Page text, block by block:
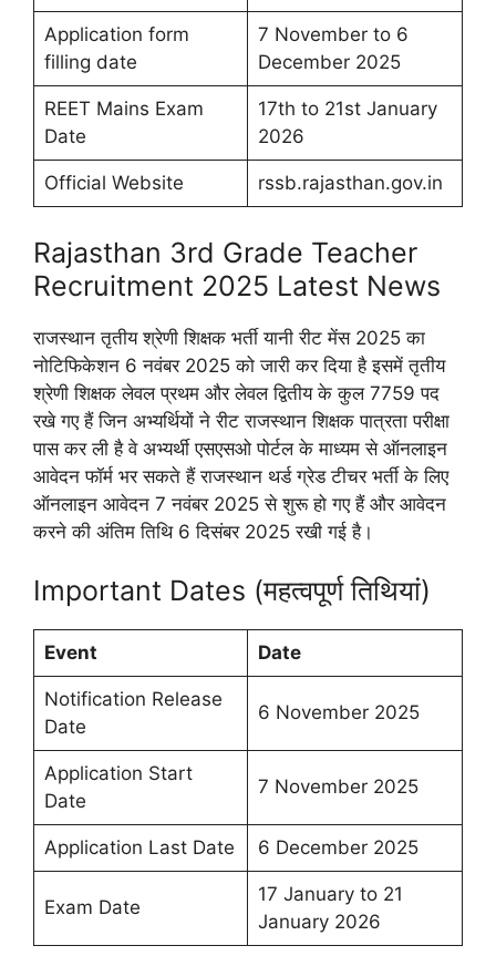
Application form
filling date
7 November to 6
December 2025
REET Mains Exam
Date
17th to 21st January
2026
Official Website rssb.rajasthan.gov.in
Rajasthan 3rd Grade Teacher
Recruitment 2025 Latest News
राजस्थान तृतीय श्रेणी शिक्षक भर्ती यानी रीट मेंस 2025 का
नोटिफिकेशन 6 नवंबर 2025 को जारी कर दिया है इसमें तृतीय
श्रेणी शिक्षक लेवल प्रथम और लेवल द्वितीय के कुल 7759 पद
रखे गए हैं जिन अभ्यर्थियों ने रीट राजस्थान शिक्षक पात्रता परीक्षा
पास कर ली है वे अभ्यर्थी एसएसओ पोर्टल के माध्यम से ऑनलाइन
आवेदन फॉर्म भर सकते हैं राजस्थान थर्ड ग्रेड टीचर भर्ती के लिए
ऑनलाइन आवेदन 7 नवंबर 2025 से शुरू हो गए हैं और आवेदन
करने की अंतिम तिथि 6 दिसंबर 2025 रखी गई है।
Important Dates (महत्वपूर्ण तिथियां)
Event Date
Notification Release
Date
6 November 2025
Application Start
Date
7 November 2025
Application Last Date 6 December 2025
Exam Date
17 January to 21
January 2026